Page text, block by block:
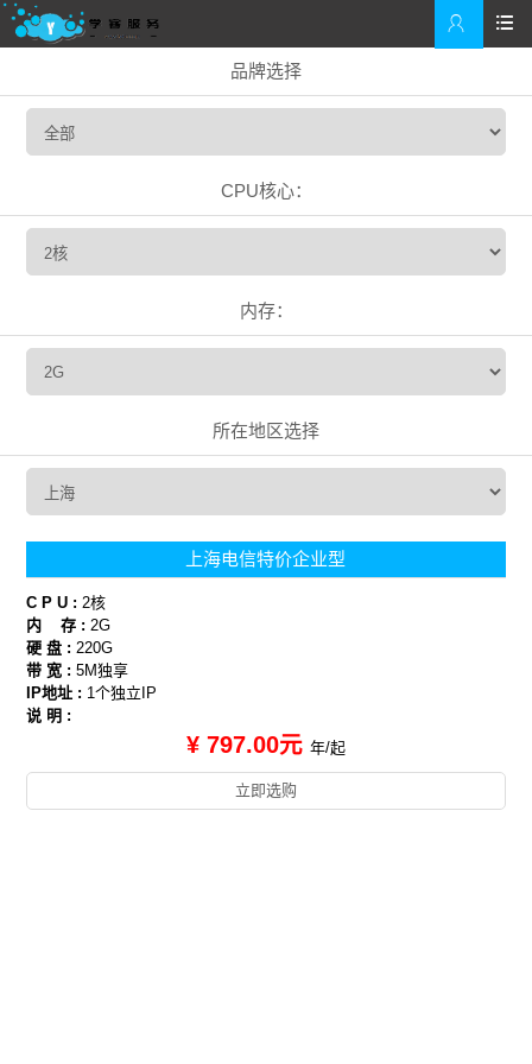


品牌选择
CPU核心：
内存：
所在地区选择
上海电信特价企业型
C P U :2核
内 存 :2G
硬 盘 :220G
带 宽 :5M独享
IP地址 : 1个独立IP
说 明 :
¥ 797.00元 年/起
立即选购